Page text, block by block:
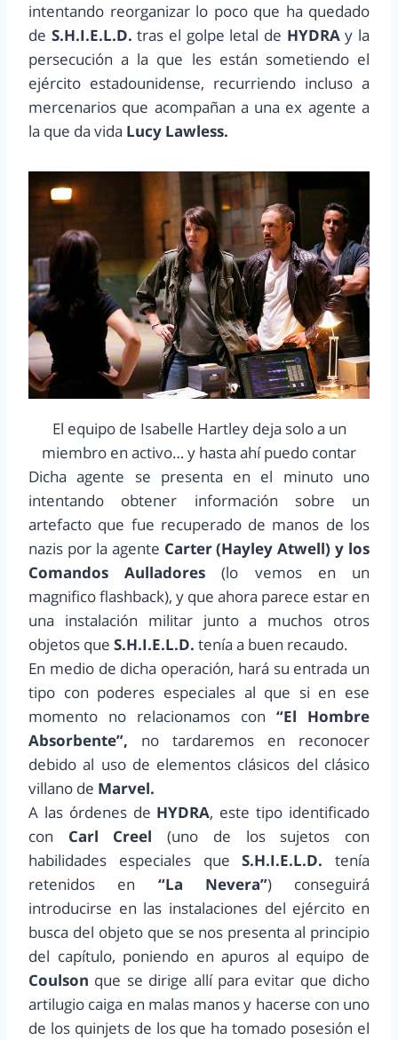
intentando reorganizar lo poco que ha quedado
de S.H.I.E.L.D. tras el golpe letal de HYDRAy la
persecución a la que les están sometiendo el
ejército estadounidense, recurriendo incluso a
mercenarios que acompañan a una ex agente a
la que da vida Lucy Lawless.
El equipo de Isabelle Hartley deja solo a un
miembro en activo… y hasta ahí puedo contar
Dicha agente se presenta en el minuto uno
intentando obtener información sobre un
artefacto que fue recuperado de manos de los
nazis por la agente Carter (Hayley Atwell) y los
Comandos Aulladores(lo vemos en un
magnifico flashback), y que ahora parece estar en
una instalación militar junto a muchos otros
objetos que S.H.I.E.L.D. tenía a buen recaudo.
En medio de dicha operación, hará su entrada un
tipo con poderes especiales al que si en ese
momento no relacionamos con “El Hombre
Absorbente”, no tardaremos en reconocer
debido al uso de elementos clásicos del clásico
villano de Marvel.
A las órdenes de HYDRA, este tipo identificado
con Carl Creel (uno de los sujetos con
habilidades especiales que S.H.I.E.L.D. tenía
retenidos en “La Nevera”) conseguirá
introducirse en las instalaciones del ejército en
busca del objeto que se nos presenta al principio
del capítulo, poniendo en apuros al equipo de
Coulson que se dirige allí para evitar que dicho
artilugio caiga en malas manos y hacerse con uno
de los quinjets de los que ha tomado posesión el